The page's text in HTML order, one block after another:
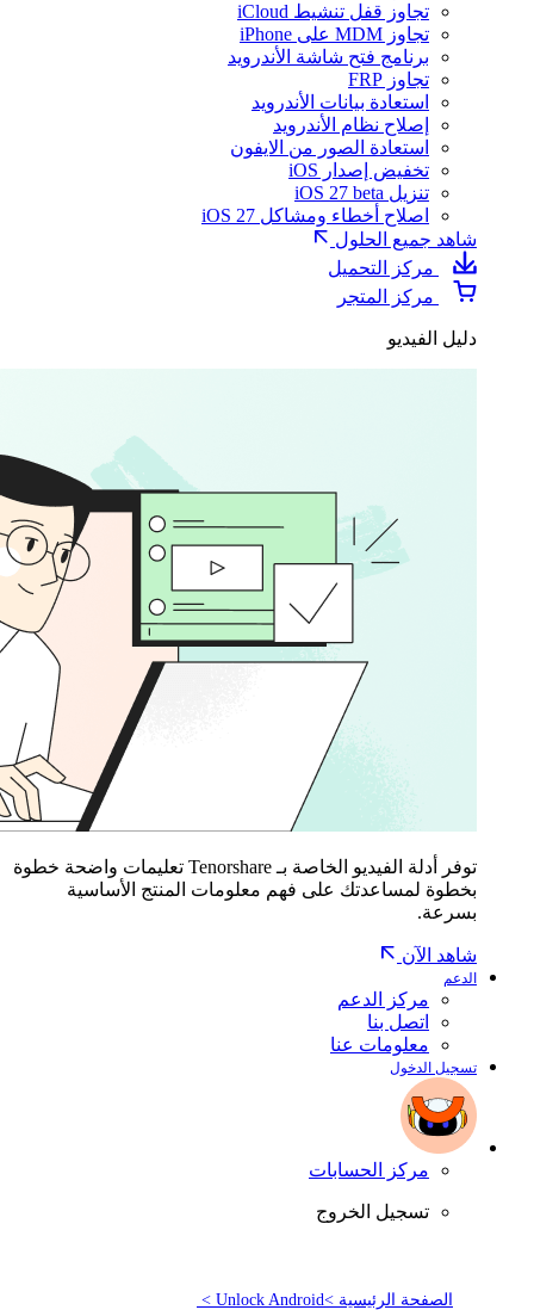
تجاوز قفل تنشيط iCloud
تجاوز MDM على iPhone
برنامج فتح شاشة الأندرويد
تجاوز FRP
استعادة بيانات الأندرويد
إصلاح نظام الأندرويد
استعادة الصور من الايفون
تخفيض إصدار iOS
تنزيل iOS 27 beta
اصلاح أخطاء ومشاكل iOS 27
شاهد جميع الحلول
مركز التحميل
مركز المتجر
دليل الفيديو
توفر أدلة الفيديو الخاصة بـ Tenorshare تعليمات واضحة خطوة
بخطوة لمساعدتك على فهم معلومات المنتج الأساسية
بسرعة.
شاهد الآن
الدعم
مركز الدعم
اتصل بنا
معلومات عنا
تسجيل الدخول
مركز الحسابات
تسجيل الخروج
الصفحة الرئيسية >Unlock Android >